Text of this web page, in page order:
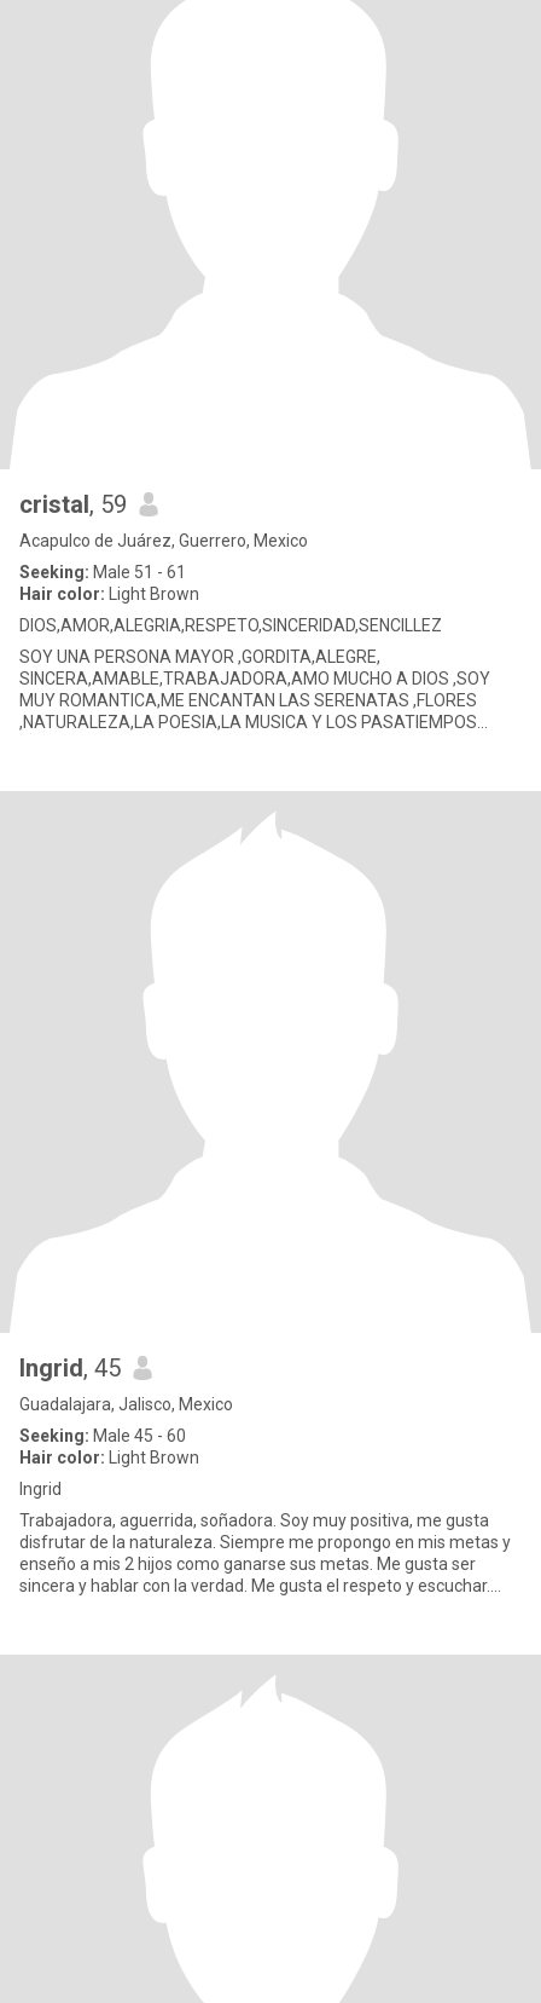
cristal, 59
Acapulco de Juárez, Guerrero, Mexico
Seeking: Male 51 - 61
Hair color: Light Brown
DIOS,AMOR,ALEGRIA,RESPETO,SINCERIDAD,SENCILLEZ
SOY UNA PERSONA MAYOR ,GORDITA,ALEGRE,
SINCERA,AMABLE,TRABAJADORA,AMO MUCHO A DIOS ,SOY
MUY ROMANTICA,ME ENCANTAN LAS SERENATAS ,FLORES
,NATURALEZA,LA POESIA,LA MUSICA Y LOS PASATIEMPOS
Ingrid, 45
Guadalajara, Jalisco, Mexico
Seeking: Male 45 - 60
Hair color: Light Brown
Ingrid
Trabajadora, aguerrida, soñadora. Soy muy positiva, me gusta
disfrutar de la naturaleza. Siempre me propongo en mis metas y
enseño a mis 2 hijos como ganarse sus metas. Me gusta ser
sincera y hablar con la verdad. Me gusta el respeto y escuchar.